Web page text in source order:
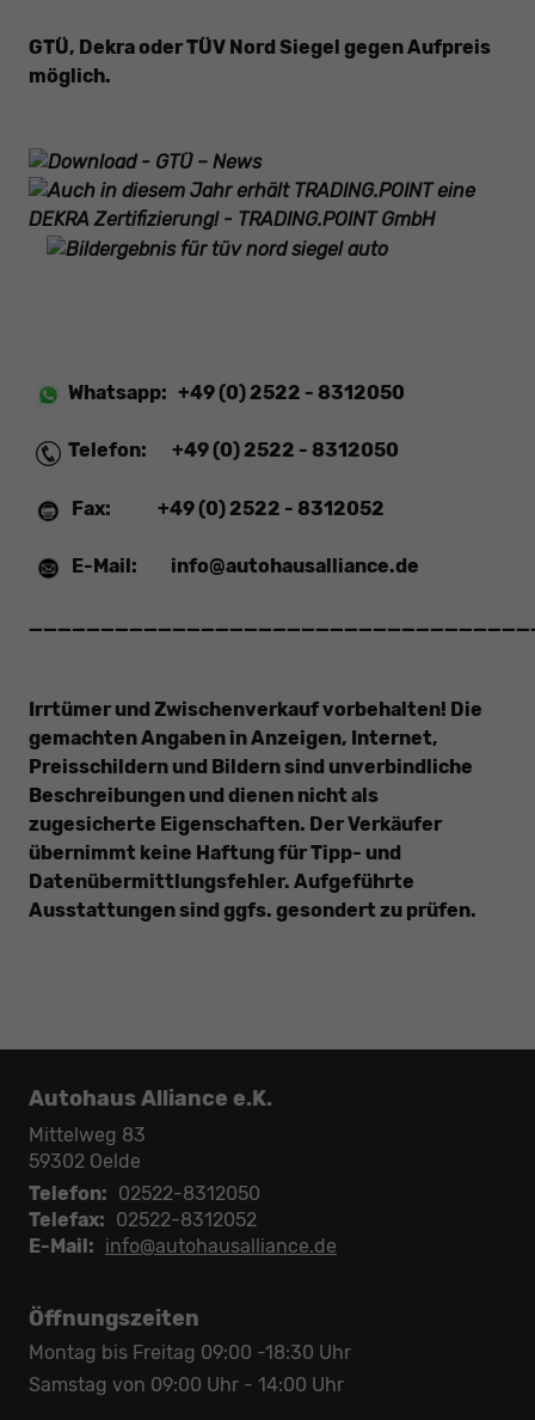
GTÜ, Dekra oder TÜV Nord Siegel gegenAufpreis
möglich.
Whatsapp: +49 (0) 2522 - 8312050
Telefon: +49 (0) 2522 - 8312050
Fax: +49 (0) 2522 - 8312052
E-Mail: info@autohausalliance.de
Irrtümer und Zwischenverkauf vorbehalten! Die
gemachten Angaben in Anzeigen, Internet,
Preisschildern und Bildern sind unverbindliche
Beschreibungen und dienen nicht als
zugesicherte Eigenschaften. Der Verkäufer
übernimmt keine Haftung für Tipp- und
Datenübermittlungsfehler. Aufgeführte
Ausstattungen sind ggfs. gesondert zu prüfen.
Autohaus Alliance e.K.
Mittelweg 83
59302 Oelde
Telefon: 02522-8312050
Telefax: 02522-8312052
E-Mail: info@autohausalliance.de
Öffnungszeiten
Montag bis Freitag 09:00 -18:30 Uhr
Samstag von 09:00 Uhr - 14:00 Uhr